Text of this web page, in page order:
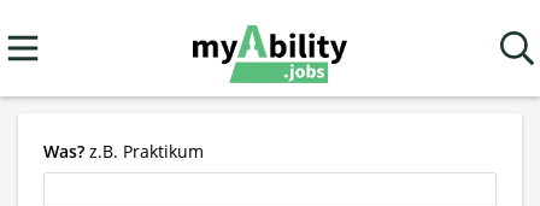
Was? z.B. Praktikum